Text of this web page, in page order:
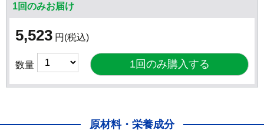
1回のみお届け
5,523 円 (税込)
数量
原材料・栄養成分